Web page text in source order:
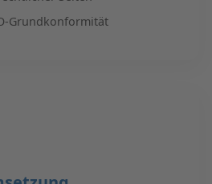
Grundkonformität